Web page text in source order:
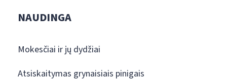
NAUDINGA
Mokesčiai ir jų dydžiai
Atsiskaitymas grynaisiais pinigais